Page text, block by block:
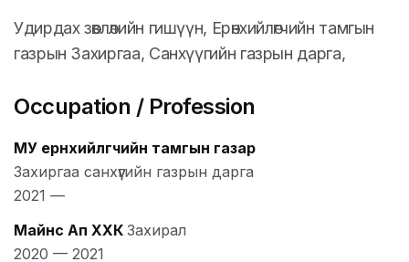
Удирдах зөвлөлийн гишүүн, Ерөнхийлөгчийн тамгын
газрын Захиргаа, Санхүүгийн газрын дарга,
Occupation / Profession
МУ ерөнхийлөгчийн тамгын газар
Захиргаа санхүүгийн газрын дарга
2021 —
Майнс Ап ХХК Захирал
2020 — 2021